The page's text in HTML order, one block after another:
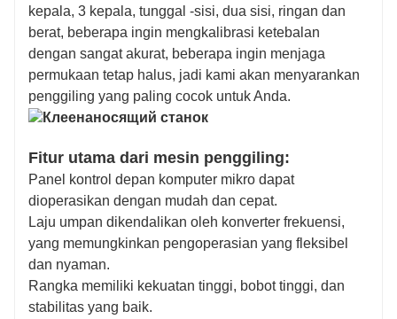
kepala, 3 kepala, tunggal -sisi, dua sisi, ringan dan
berat, beberapa ingin mengkalibrasi ketebalan
dengan sangat akurat, beberapa ingin menjaga
permukaan tetap halus, jadi kami akan menyarankan
penggiling yang paling cocok untuk Anda.
Fitur utama dari mesin penggiling:
Panel kontrol depan komputer mikro dapat
dioperasikan dengan mudah dan cepat.
Laju umpan dikendalikan oleh konverter frekuensi,
yang memungkinkan pengoperasian yang fleksibel
dan nyaman.
Rangka memiliki kekuatan tinggi, bobot tinggi, dan
stabilitas yang baik.